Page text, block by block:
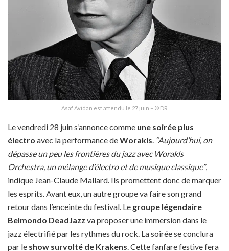
Asaf Avidan est attendu le 27 juin – © DR
Le vendredi 28 juin s’annonce comme une soirée plus
électro avec la performance deWorakls “Aujourd’hui, on
dépasse un peu les frontières du jazz avec Worakls
Orchestra, un mélange d’électro et de musique classique”,
indique Jean-Claude Mallard. Ils promettent donc de marquer
les esprits. Avant eux, un autre groupe va faire son grand
retour dans l’enceinte du festival. Le groupe légendaire
Belmondo DeadJazz va proposer une immersion dans le
jazz électrifié par les rythmes du rock. La soirée se conclura
par le show survolté de Krakens . Cette fanfare festive fera